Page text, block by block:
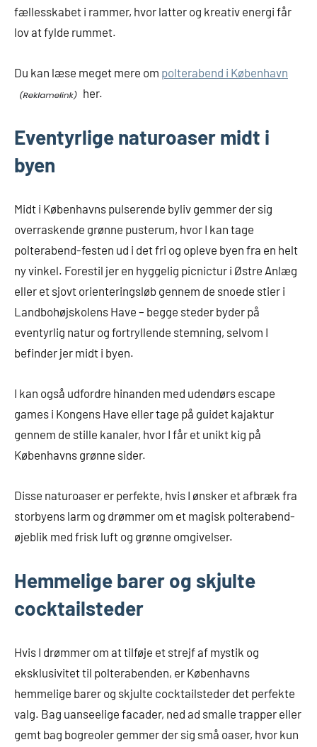
fællesskabet i rammer, hvor latter og kreativ energi får
lov at fylde rummet.
Du kan læse meget mere om polterabend i København
her.
Eventyrlige naturoaser midt i
byen
Midt i Københavns pulserende byliv gemmer der sig
overraskende grønne pusterum, hvor I kan tage
polterabend-festen ud i det fri og opleve byen fra en helt
ny vinkel. Forestil jer en hyggelig picnictur i Østre Anlæg
eller et sjovt orienteringsløb gennem de snoede stier i
Landbohøjskolens Have – begge steder byder på
eventyrlig natur og fortryllende stemning, selvom I
befinder jer midt i byen.
I kan også udfordre hinanden med udendørs escape
games i Kongens Have eller tage på guidet kajaktur
gennem de stille kanaler, hvor I får et unikt kig på
Københavns grønne sider.
Disse naturoaser er perfekte, hvis I ønsker et afbræk fra
storbyens larm og drømmer om et magisk polterabend-
øjeblik med frisk luft og grønne omgivelser.
Hemmelige barer og skjulte
cocktailsteder
Hvis I drømmer om at tilføje et strejf af mystik og
eksklusivitet til polterabenden, er Københavns
hemmelige barer og skjulte cocktailsteder det perfekte
valg. Bag uanseelige facader, ned ad smalle trapper eller
gemt bag bogreoler gemmer der sig små oaser, hvor kun